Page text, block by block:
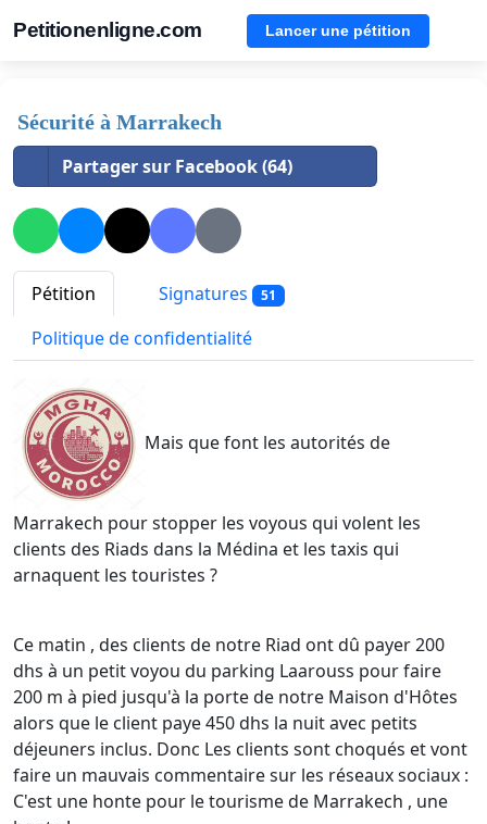
Petitionenligne.com Lancer une pétition
Sécurité à Marrakech
Partager sur Facebook (64)
Pétition Signatures 51
Politique de confidentialité
Mais que font les autorités de
Marrakech pour stopper les voyous qui volent les
clients des Riads dans la Médina et les taxis qui
arnaquent les touristes ?
Ce matin , des clients de notre Riad ont dû payer 200
dhs à un petit voyou du parking Laarouss pour faire
200 m à pied jusqu'à la porte de notre Maison d'Hôtes
alors que le client paye 450 dhs la nuit avec petits
déjeuners inclus. Donc Les clients sont choqués et vont
faire un mauvais commentaire sur les réseaux sociaux :
C'est une honte pour le tourisme de Marrakech , une